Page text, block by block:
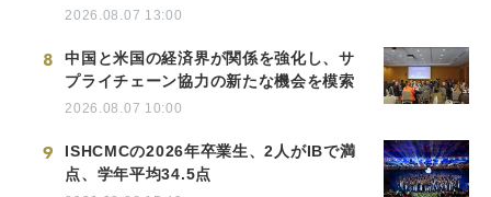
2026.08.07 13:00
8
中国と米国の経済界が関係を強化し、サ
プライチェーン協力の新たな機会を模索
2026.08.07 10:00
9
ISHCMCの2026年卒業生、2人がIBで満
点、学年平均34.5点